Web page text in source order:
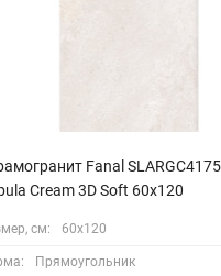
Fanal
Cream 3D Soft 60x120
см: 60х120
Прямоугольник